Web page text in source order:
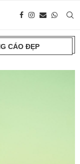
CÁO ĐẸP